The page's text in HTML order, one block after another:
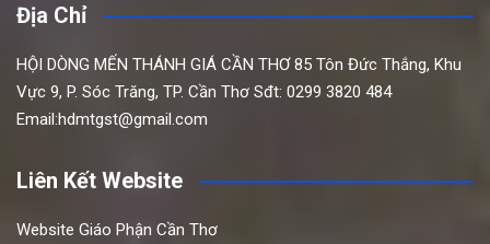
Địa Chỉ
HỘI DÒNG MẾN THÁNH GIÁ CẦN THƠ 85 Tôn Đức Thắng, Khu
Vực 9, P. Sóc Trăng, TP. Cần Thơ Sđt: 0299 3820 484
Email:hdmtgst@gmail.com
Liên Kết Website
Website Giáo Phận Cần Thơ